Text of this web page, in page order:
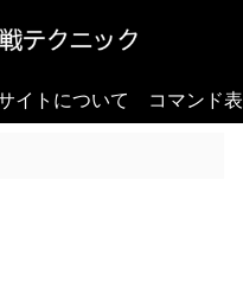
イトについて コマンド